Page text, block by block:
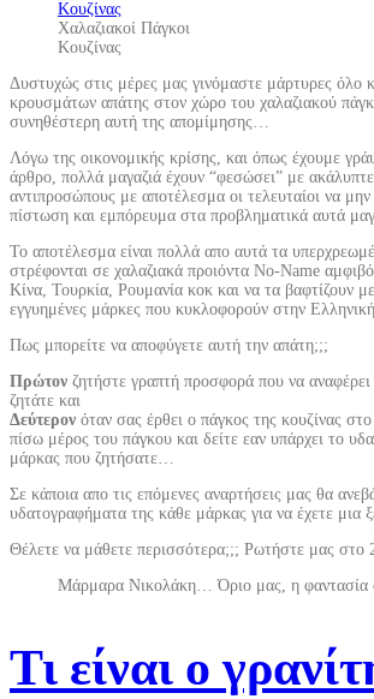
Χαλαζιακοί Πάγκοι
Κουζίνας
Δυστυχώς στις μέρες μας γινόμαστε μάρτυρες όλο
κρουσμάτων απάτης στον χώρο του χαλαζιακού
συνηθέστερη αυτή της απομίμησης…
Λόγω της οικονομικής κρίσης, και όπως έχουμε
άρθρο, πολλά μαγαζιά έχουν “φεσώσει” με
αντιπροσώπους με αποτέλεσμα οι τελευταίοι να
πίστωση και εμπόρευμα στα προβληματικά αυτά
Το αποτέλεσμα είναι πολλά απο αυτά τα
στρέφονται σε χαλαζιακά προιόντα Νο-Name
Κίνα, Τουρκία, Ρουμανία κοκ και να τα βαφτίζουν
εγγυημένες μάρκες που κυκλοφορούν στην
Πως μπορείτε να αποφύγετε αυτή την απάτη;;;
Πρώτον ζητήστε γραπτή προσφορά που να
ζητάτε και
Δεύτερον όταν σας έρθει ο πάγκος της κουζίνας
πίσω μέρος του πάγκου και δείτε εαν υπάρχει το
μάρκας που ζητήσατε…
Σε κάποια απο τις επόμενες αναρτήσεις μας θα
υδατογραφήματα της κάθε μάρκας για να έχετε μια
Θέλετε να μάθετε περισσότερα;;; Ρωτήστε μας στο
Μάρμαρα Νικολάκη… Όριο μας, η φαντασία
Τι είναι ο